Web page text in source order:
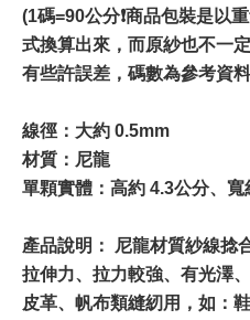
(1碼=90公分❗️商品包裝是以
式換算出來，而原紗也不一
有些許誤差，碼數為參考資
線徑：大約 0.5mm
材質：尼龍
單顆實體：高約 4.3公分、寬
產品說明： 尼龍材質紗線捻
拉伸力、拉力較強、有光澤
皮革、帆布類縫紉用，如：